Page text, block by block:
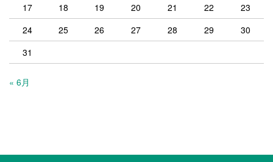
17
18 19 20 21 22
23
24
25 26 27 28 29
30
31
« 6月